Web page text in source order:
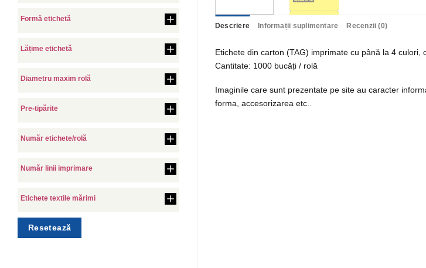
Formă etichetă
Lățime etichetă
Diametru maxim rolă
Pre-tipărite
Număr etichete/rolă
Număr linii imprimare
Etichete textile mărimi
Resetează
Descriere Informații suplimentare Recenzii (0)
Etichete din carton (TAG) imprimate cu până la 4
Cantitate: 1000 bucăți / rolă
Imaginile care sunt prezentate pe site au caracter
forma, accesorizarea etc..